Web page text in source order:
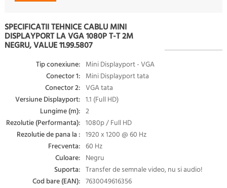
SPECIFICATII TEHNICE CABLU MINI
DISPLAYPORT LA VGA 1080P T-T 2M
NEGRU, VALUE 11.99.5807
Tip conexiune: Mini Displayport - VGA
Conector 1: Mini Displayport tata
Conector 2: VGA tata
Versiune Displayport: 1.1 (Full HD)
Lungime (m): 2
Rezolutie (Performanta): 1080p / Full HD
Rezolutie de pana la : 1920 x 1200 @ 60 Hz
Frecventa: 60 Hz
Culoare: Negru
Suporta: Transfer de semnale video, nu si audio!
Cod bare (EAN): 7630049616356